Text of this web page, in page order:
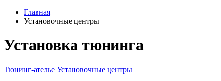
Главная
Установочные центры
Установка тюнинга
Тюнинг-ателье Установочные центры